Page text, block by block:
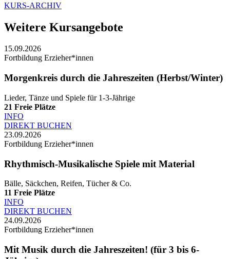
KURS-ARCHIV
Weitere Kursangebote
15.09.2026
Fortbildung Erzieher*innen
Morgenkreis durch die Jahreszeiten (Herbst/Winter)
Lieder, Tänze und Spiele für 1-3-Jährige
21 Freie Plätze
INFO
DIREKT BUCHEN
23.09.2026
Fortbildung Erzieher*innen
Rhythmisch-Musikalische Spiele mit Material
Bälle, Säckchen, Reifen, Tücher & Co.
11 Freie Plätze
INFO
DIREKT BUCHEN
24.09.2026
Fortbildung Erzieher*innen
Mit Musik durch die Jahreszeiten! (für 3 bis 6-